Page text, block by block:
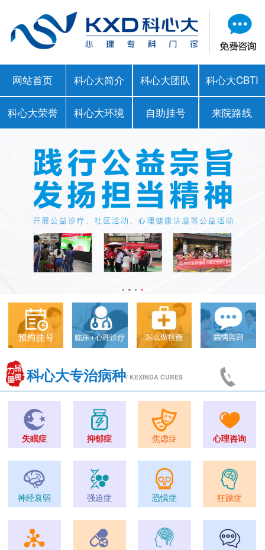
网站首页 科心大简介 科心大团队 科心大CBTI
科心大荣誉 科心大环境 自助挂号 来院路线
科心大专治病种/ KEXINDA CURES
失眠症 抑郁症 焦虑症 心理咨询
神经衰弱 强迫症 恐惧症 狂躁症